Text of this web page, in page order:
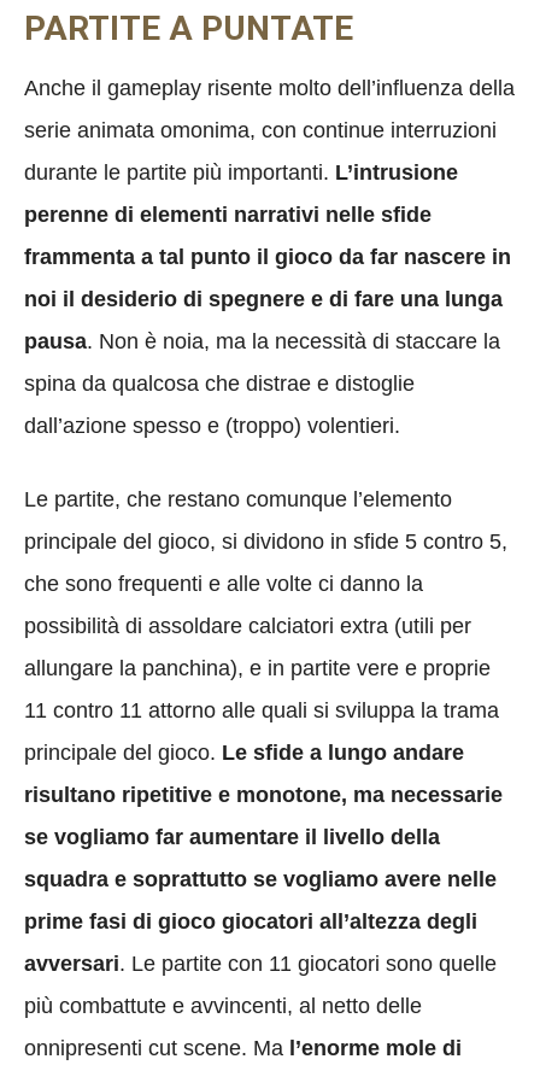
PARTITE A PUNTATE
Anche il gameplay risente molto dell’influenza della
serie animata omonima, con continue interruzioni
durante le partite più importanti. L’intrusione
perenne di elementi narrativi nelle sfide
frammenta a tal punto il gioco da far nascere in
noi il desiderio di spegnere e di fare una lunga
pausa. Non è noia, ma la necessità di staccare la
spina da qualcosa che distrae e distoglie
dall’azione spesso e (troppo) volentieri.
Le partite, che restano comunque l’elemento
principale del gioco, si dividono in sfide 5 contro 5,
che sono frequenti e alle volte ci danno la
possibilità di assoldare calciatori extra (utili per
allungare la panchina), e in partite vere e proprie
11 contro 11 attorno alle quali si sviluppa la trama
principale del gioco. Le sfide a lungo andare
risultano ripetitive e monotone, ma necessarie
se vogliamo far aumentare il livello della
squadra e soprattutto se vogliamo avere nelle
prime fasi di gioco giocatori all’altezza degli
avversari. Le partite con 11 giocatori sono quelle
più combattute e avvincenti, al netto delle
onnipresenti cut scene. Ma l’enorme mole di